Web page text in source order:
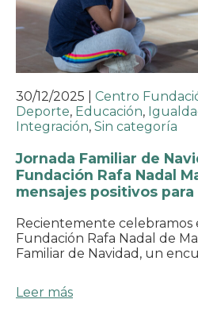
30/12/2025 Centro
Deporte, Educación,
Integración, Sin categoría
Jornada Familiar de
Fundación Rafa Nadal
mensajes positivos para
Recientemente celebramos
Fundación Rafa Nadal de
Familiar de Navidad, un
Leer más